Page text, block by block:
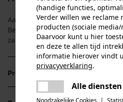
Aangepast aan de levensduur van
Bespaartip 1+4 bestaat uit 1
zaagkettingen.
Productvoordelen
Het KOX Tri-Star zaagblad
(handige functies,
Verder willen we reclame
producten (sociale
Daarvoor kunt u hier
en deze te allen tijd
informatie hierover vindt
privacyverklaring.
Alle
Noodzakelijke Cookies |
Er is een fout
het opnieuw te
delen